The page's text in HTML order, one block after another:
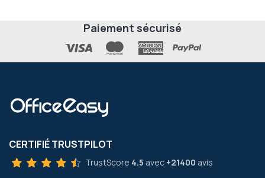
Paiement sécurisé
CERTIFIÉ TRUSTPILOT
TrustScore 4.5 avec +21400 avis